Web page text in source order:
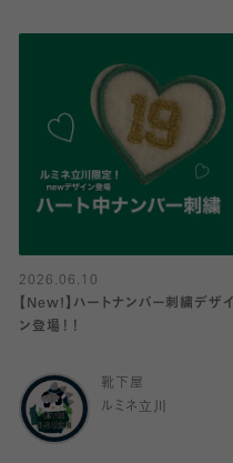
2026.06.10
【New!】ハートナンバー刺繍デザイ
ン登場！！
靴下屋
ルミネ立川